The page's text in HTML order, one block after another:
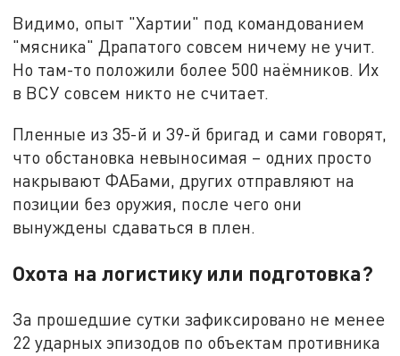
Видимо, опыт "Хартии" под командованием
"мясника" Драпатого совсем ничему не учит.
Но там-то положили более 500 наёмников. Их
в ВСУ совсем никто не считает.
Пленные из 35-й и 39-й бригад и сами говорят,
что обстановка невыносимая – одних просто
накрывают ФАБами, других отправляют на
позиции без оружия, после чего они
вынуждены сдаваться в плен.
Охота на логистику или подготовка?
За прошедшие сутки зафиксировано не менее
22 ударных эпизодов по объектам противника